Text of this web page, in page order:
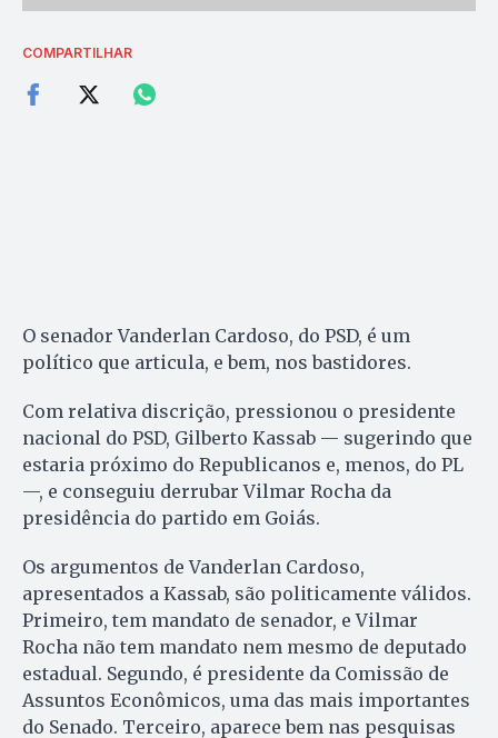
COMPARTILHAR
O senador Vanderlan Cardoso, do PSD, é um
político que articula, e bem, nos bastidores.
Com relativa discrição, pressionou o presidente
nacional do PSD, Gilberto Kassab — sugerindo que
estaria próximo do Republicanos e, menos, do PL
—, e conseguiu derrubar Vilmar Rocha da
presidência do partido em Goiás.
Os argumentos de Vanderlan Cardoso,
apresentados a Kassab, são politicamente válidos.
Primeiro, tem mandato de senador, e Vilmar
Rocha não tem mandato nem mesmo de deputado
estadual. Segundo, é presidente da Comissão de
Assuntos Econômicos, uma das mais importantes
do Senado. Terceiro, aparece bem nas pesquisas